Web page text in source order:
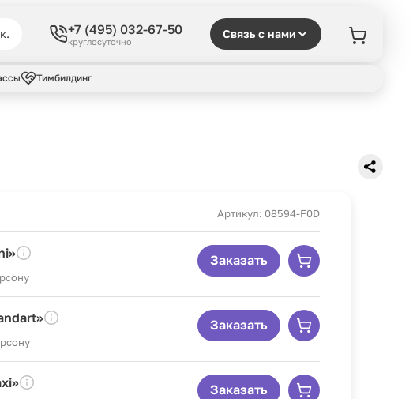
+7 (495) 032-67-50
круглосуточно
Связь с нами
Тимбилдинг
Артикул: 08594-F0D
Заказать
Заказать
Заказать